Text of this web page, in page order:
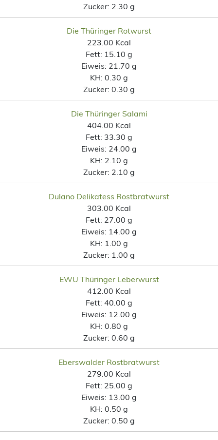
Zucker: 2.30 g
Die Thüringer Rotwurst
223.00 Kcal
Fett: 15.10 g
Eiweis: 21.70 g
KH: 0.30 g
Zucker: 0.30 g
Die Thüringer Salami
404.00 Kcal
Fett: 33.30 g
Eiweis: 24.00 g
KH: 2.10 g
Zucker: 2.10 g
Dulano Delikatess Rostbratwurst
303.00 Kcal
Fett: 27.00 g
Eiweis: 14.00 g
KH: 1.00 g
Zucker: 1.00 g
EWU Thüringer Leberwurst
412.00 Kcal
Fett: 40.00 g
Eiweis: 12.00 g
KH: 0.80 g
Zucker: 0.60 g
Eberswalder Rostbratwurst
279.00 Kcal
Fett: 25.00 g
Eiweis: 13.00 g
KH: 0.50 g
Zucker: 0.50 g